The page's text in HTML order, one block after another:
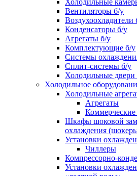
Холодильные
Вентиляторы б/у
Воздухоохладители
Конденсаторы б/у
Агрегаты б/у
Комплектующие б/у
Системы
Сплит-системы б/у
Холодильные двери
Холодильное
Холодильные
Агрегаты
Шкафы шоковой
охлаждения
Установки
Чиллеры
Компрессорно-
Установки